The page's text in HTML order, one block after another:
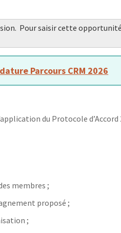
Pour saisir cette
Parcours CRM 2026
du Protocole d’Accord
membres ;
proposé ;
;